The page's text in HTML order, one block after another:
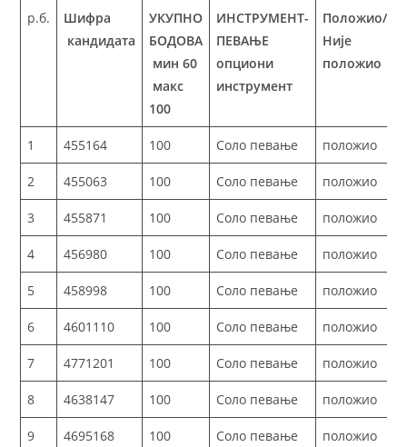
р.б.
Шифра
кандидата
УКУПНО
БОДОВА
мин 60
макс
100
ИНСТРУМЕНТ-
ПЕВАЊЕ
опциони
инструмент
Положио/
Није
положио
1 455164 100 Соло певање положио
2 455063 100 Соло певање положио
3 455871 100 Соло певање положио
4 456980 100 Соло певање положио
5 458998 100 Соло певање положио
6 4601110 100 Соло певање положио
7 4771201 100 Соло певање положио
8 4638147 100 Соло певање положио
9 4695168 100 Соло певање положио